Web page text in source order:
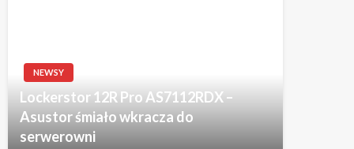
NEWSY
Lockerstor 12R Pro AS7112RDX –
Asustor śmiało wkracza do
serwerowni